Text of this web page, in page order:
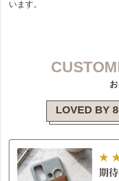
います。
LOVED BY